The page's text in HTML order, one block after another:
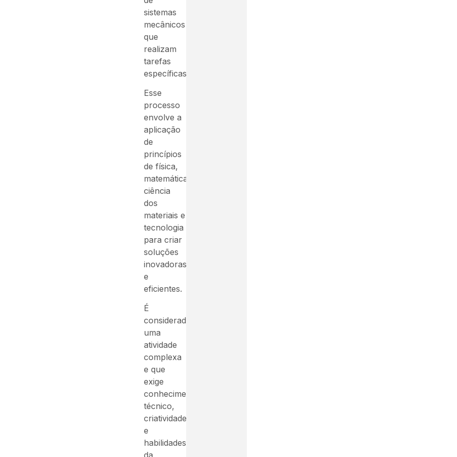
sistemas
mecânicos
que
realizam
tarefas
específicas.
Esse
processo
envolve a
aplicação
de
princípios
de física,
matemática,
ciência
dos
materiais e
tecnologia
para criar
soluções
inovadoras
e
eficientes.
É
considerada
uma
atividade
complexa
e que
exige
conhecimento
técnico,
criatividade
e
habilidades